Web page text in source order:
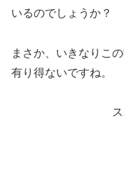
いるのでしょうか？
まさか、いきなりこ
有り得ないですね。